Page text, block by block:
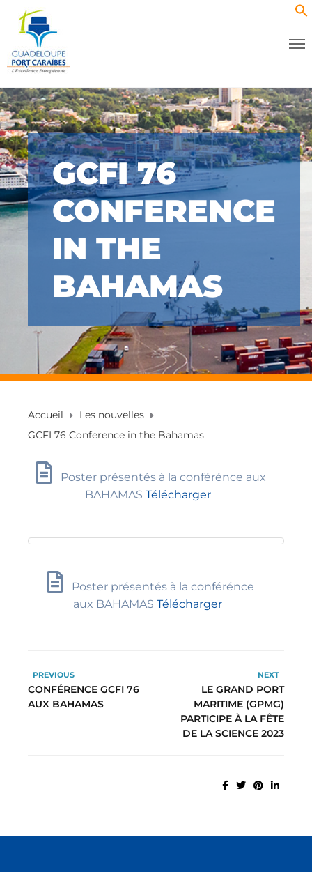
GCFI 76
CONFERENCE
IN THE
BAHAMAS
Accueil
Les nouvelles
GCFI 76 Conference in the Bahamas
Poster présentés à la conférénce aux
BAHAMAS Télécharger
Poster présentés à la conférénce
aux BAHAMAS Télécharger
PREVIOUS
CONFÉRENCE GCFI 76
AUX BAHAMAS
NEXT
LE GRAND PORT
MARITIME (GPMG)
PARTICIPE À LA FÊTE
DE LA SCIENCE 2023